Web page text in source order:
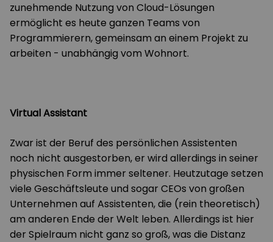
zunehmende Nutzung von Cloud-Lösungen
ermöglicht es heute ganzen Teams von
Programmierern, gemeinsam an einem Projekt zu
arbeiten - unabhängig vom Wohnort.
Virtual Assistant
Zwar ist der Beruf des persönlichen Assistenten
noch nicht ausgestorben, er wird allerdings in seiner
physischen Form immer seltener. Heutzutage setzen
viele Geschäftsleute und sogar CEOs von großen
Unternehmen auf Assistenten, die (rein theoretisch)
am anderen Ende der Welt leben. Allerdings ist hier
der Spielraum nicht ganz so groß, was die Distanz